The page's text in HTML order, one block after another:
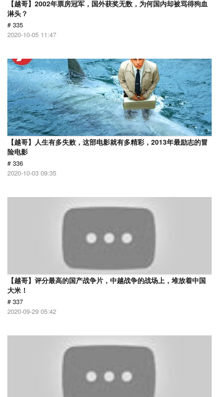
【越哥】2002年票房冠军，国外获奖无数，为何国内却被骂得狗血
淋头？
# 335
2020-10-05 11:47
【越哥】人生有多失败，这部电影就有多精彩，2013年最励志的冒
险电影
# 336
2020-10-03 09:35
【越哥】评分最高的国产战争片，中越战争的战场上，堆放着中国
大米！
# 337
2020-09-29 05:42